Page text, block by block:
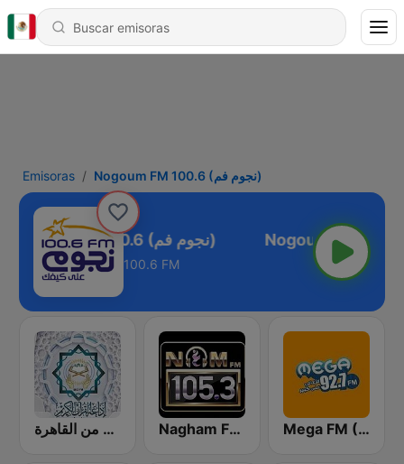
Emisoras Nogoum FM 100.6 (نجوم فم)
Nogoum FM 100.6 (نجوم فم)
100.6 FM
إذاعة القرآن الكريم من القاهرة Nagham FM 105.3 (نغم إف إم) Mega FM (ميجا إف إم)